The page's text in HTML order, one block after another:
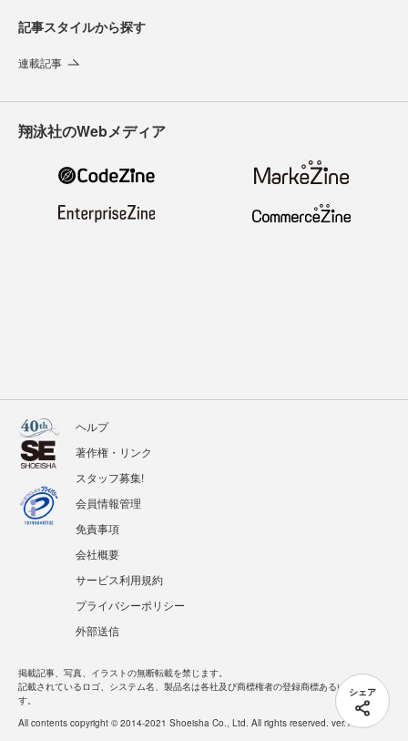
シェア
記事スタイルから探す
連載記事
翔泳社のWebメディア
ヘルプ
著作権・リンク
スタッフ募集!
会員情報管理
免責事項
会社概要
サービス利用規約
プライバシーポリシー
外部送信
掲載記事、写真、イラストの無断転載を禁じます。
記載されているロゴ、システム名、製品名は各社及び商標権者の登録商標あるいは商標で
す。
All contents copyright © 2014-2021 Shoeisha Co., Ltd. All rights reserved. ver.1.5